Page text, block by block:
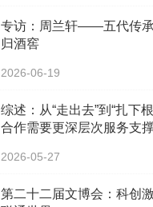
专访：周兰轩——五代传
归酒窖
2026-06-19
综述：从“走出去”到“扎下
合作需要更深层次服务支
2026-05-27
第二十二届文博会：科创